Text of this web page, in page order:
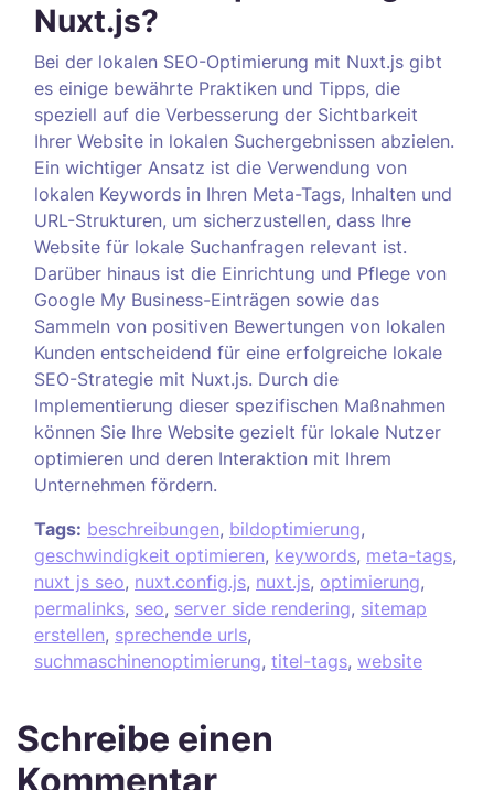
Nuxt.js?
Bei der lokalen SEO-Optimierung mit Nuxt.js gibt
es einige bewährte Praktiken und Tipps, die
speziell auf die Verbesserung der Sichtbarkeit
Ihrer Website in lokalen Suchergebnissen abzielen.
Ein wichtiger Ansatz ist die Verwendung von
lokalen Keywords in Ihren Meta-Tags, Inhalten und
URL-Strukturen, um sicherzustellen, dass Ihre
Website für lokale Suchanfragen relevant ist.
Darüber hinaus ist die Einrichtung und Pflege von
Google My Business-Einträgen sowie das
Sammeln von positiven Bewertungen von lokalen
Kunden entscheidend für eine erfolgreiche lokale
SEO-Strategie mit Nuxt.js. Durch die
Implementierung dieser spezifischen Maßnahmen
können Sie Ihre Website gezielt für lokale Nutzer
optimieren und deren Interaktion mit Ihrem
Unternehmen fördern.
Tags: beschreibungen, bildoptimierung,
geschwindigkeit optimieren, keywords, meta-tags,
nuxt js seo, nuxt.config.js, nuxt.js, optimierung,
permalinks, seo, server side rendering, sitemap
erstellen, sprechende urls,
suchmaschinenoptimierung, titel-tags, website
Schreibe einen
Kommentar